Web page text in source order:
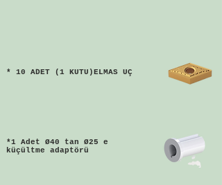
* 10 ADET (1 KUTU)ELMAS UÇ
*1 Adet Ø40 tan Ø25 e
küçültme adaptörü